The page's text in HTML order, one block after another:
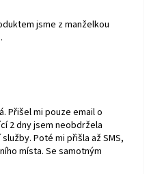
jsme z manželkou
5 z 5 hvězdiček.
Přišel mi pouze email o
2 dny jsem neobdržela
Poté mi přišla až SMS,
místa. Se samotným